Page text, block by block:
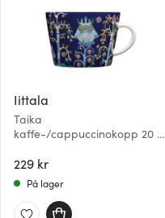
Iittala
Taika
kaffe-/cappuccinokopp 20 cl
229 kr
På lager